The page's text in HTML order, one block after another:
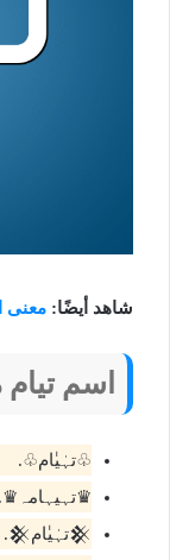
شاهد أيضًا: معنى
اسم
♧تہٰيٰام♧.
♛تہيہامہ♛.
𒆜تہٰيٰام𒆜.